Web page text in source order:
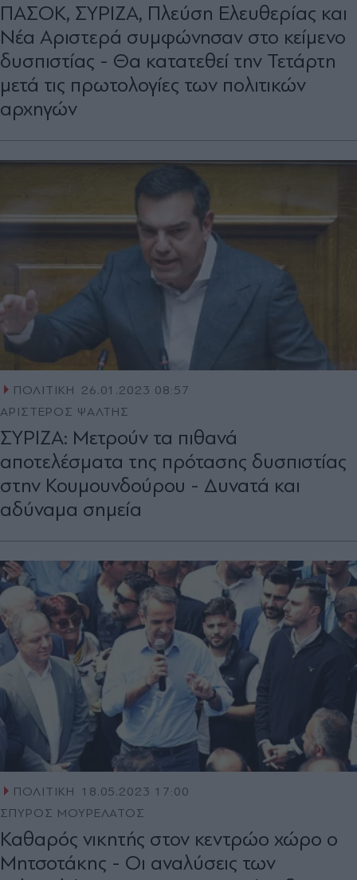
ΠΑΣΟΚ, ΣΥΡΙΖΑ, Πλεύση Ελευθερίας και
Νέα Αριστερά συμφώνησαν στο κείμενο
δυσπιστίας - Θα κατατεθεί την Τετάρτη
μετά τις πρωτολογίες των πολιτικών
αρχηγών
ΠΟΛΙΤΙΚΗ
26.01.2023 08:57
ΑΡΙΣΤΕΡΟΣ ΨΑΛΤΗΣ
ΣΥΡΙΖΑ: Μετρούν τα πιθανά
αποτελέσματα της πρότασης δυσπιστίας
στην Κουμουνδούρου - Δυνατά και
αδύναμα σημεία
ΠΟΛΙΤΙΚΗ
18.05.2023 17:00
ΣΠΥΡΟΣ ΜΟΥΡΕΛΑΤΟΣ
Καθαρός νικητής στον κεντρώο χώρο ο
Μητσοτάκης - Οι αναλύσεις των